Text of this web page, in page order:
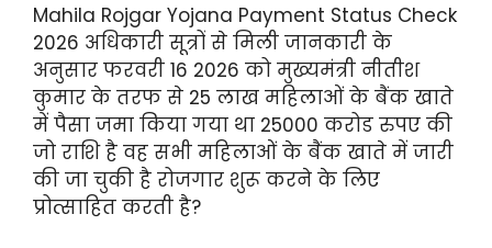
Mahila Rojgar Yojana Payment Status Check
2026 अधिकारी सूत्रों से मिली जानकारी के
अनुसार फरवरी 16 2026 को मुख्यमंत्री नीतीश
कुमार के तरफ से 25 लाख महिलाओं के बैंक खाते
में पैसा जमा किया गया था 25000 करोड रुपए की
जो राशि है वह सभी महिलाओं के बैंक खाते में जारी
की जा चुकी है रोजगार शुरू करने के लिए
प्रोत्साहित करती है?